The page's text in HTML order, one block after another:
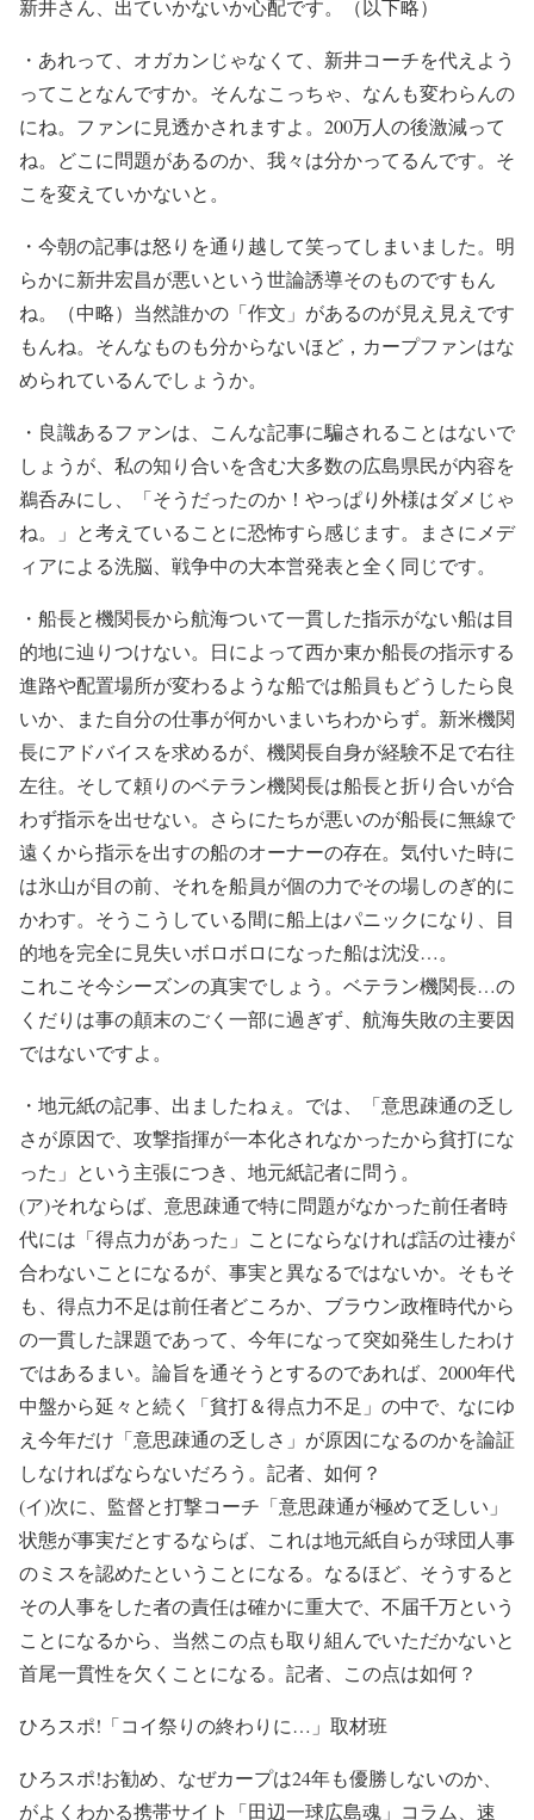
新井さん、出ていかないか心配です。（以下略）
・あれって、オガカンじゃなくて、新井コーチを代えよう
ってことなんですか。そんなこっちゃ、なんも変わらんの
にね。ファンに見透かされますよ。200万人の後激減って
ね。どこに問題があるのか、我々は分かってるんです。そ
こを変えていかないと。
・ 今朝の記事は怒りを通り越して笑ってしまいました。明
らかに新井宏昌が悪いという世論誘導そのものですもん
ね。（中略）当然誰かの「作文」があるのが見え見えです
もんね。そんなものも分からないほど，カープファンはな
められているんでしょうか。
・良識あるファンは、こんな記事に騙されることはないで
しょうが、私の知り合いを含む大多数の広島県民が内容を
鵜呑みにし、「そうだったのか！やっぱり外様はダメじゃ
ね。」と考えていることに恐怖すら感じます。まさにメデ
ィアによる洗脳、戦争中の大本営発表と全く同じです。
・ 船長と機関長から航海ついて一貫した指示がない船は目
的地に辿りつけない。日によって西か東か船長の指示する
進路や配置場所が変わるような船では船員もどうしたら良
いか、また自分の仕事が何かいまいちわからず。新米機関
長にアドバイスを求めるが、機関長自身が経験不足で右往
左往。そして頼りのベテラン機関長は船長と折り合いが合
わず指示を出せない。さらにたちが悪いのが船長に無線で
遠くから指示を出すの船のオーナーの存在。気付いた時に
は氷山が目の前、それを船員が個の力でその場しのぎ的に
かわす。そうこうしている間に船上はパニックになり、目
的地を完全に見失いボロボロになった船は沈没…。
これこそ今シーズンの真実でしょう。ベテラン機関長…の
くだりは事の顛末のごく一部に過ぎず、航海失敗の主要因
ではないですよ。
・ 地元紙の記事、出ましたねぇ。では、「意思疎通の乏し
さが原因で、攻撃指揮が一本化されなかったから貧打にな
った」という主張につき、地元紙記者に問う。
(ア)それならば、意思疎通で特に問題がなかった前任者時
代には「得点力があった」ことにならなければ話の辻褄が
合わないことになるが、事実と異なるではないか。そもそ
も、得点力不足は前任者どころか、ブラウン政権時代から
の一貫した課題であって、今年になって突如発生したわけ
ではあるまい。論旨を通そうとするのであれば、 2000年代
中盤から延々と続く「貧打＆得点力不足」の中で、なにゆ
え今年だけ「意思疎通の乏しさ」が原因になるのかを論証
しなければならないだろう。記者、如何？
(イ)次に、監督と打撃コーチ「意思疎通が極めて乏しい」
状態が事実だとするならば、これは地元紙自らが球団人事
のミスを認めたということになる。 なるほど、そうすると
その人事をした者の責任は確かに重大で、不届千万という
ことになるから、当然この点も取り組んでいただかないと
首尾一貫性を欠くことになる。記者、この点は如何？
ひろスポ!「コイ祭りの終わりに…」取材班
ひろスポ!お勧め、なぜカープは24年も優勝しないのか、
がよくわかる携帯サイト「田辺一球広島魂」コラム、速